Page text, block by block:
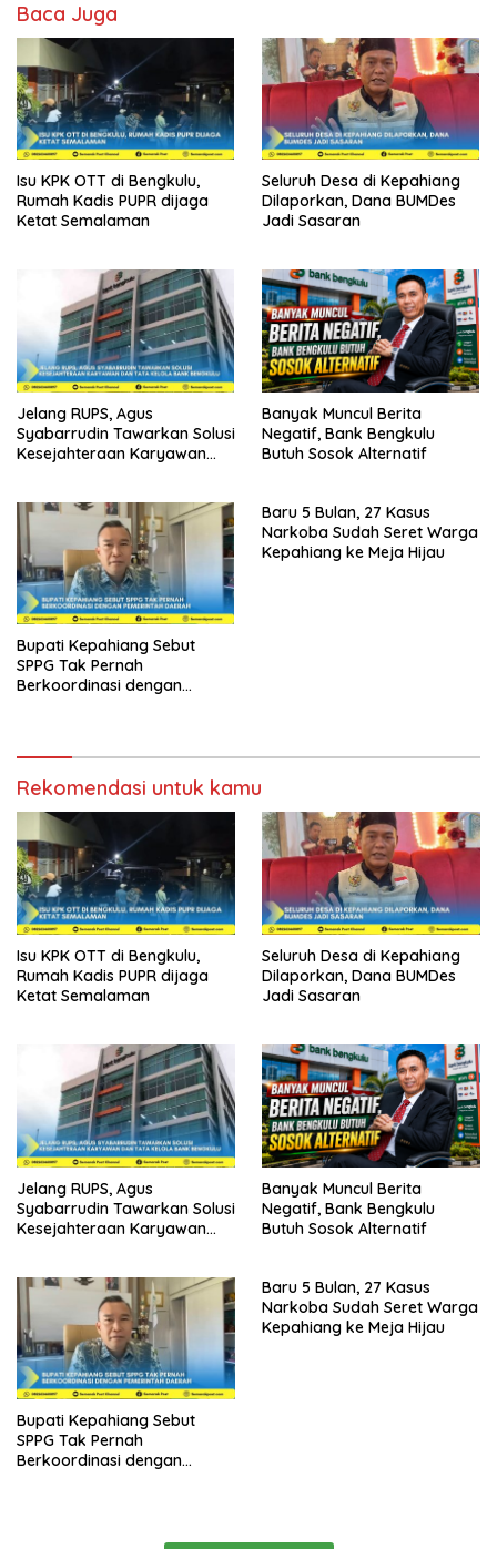
Baca Juga
Isu KPK OTT di Bengkulu,
Rumah Kadis PUPR dijaga
Ketat Semalaman
Seluruh Desa di Kepahiang
Dilaporkan, Dana BUMDes
Jadi Sasaran
Jelang RUPS, Agus
Syabarrudin Tawarkan Solusi
Kesejahteraan Karyawan
Banyak Muncul Berita
Negatif, Bank Bengkulu
Butuh Sosok Alternatif
Bupati Kepahiang Sebut
SPPG Tak Pernah
Berkoordinasi dengan
Baru 5 Bulan, 27 Kasus
Narkoba Sudah Seret Warga
Kepahiang ke Meja Hijau
Rekomendasi untuk kamu
Isu KPK OTT di Bengkulu,
Rumah Kadis PUPR dijaga
Ketat Semalaman
Seluruh Desa di Kepahiang
Dilaporkan, Dana BUMDes
Jadi Sasaran
Jelang RUPS, Agus
Syabarrudin Tawarkan Solusi
Kesejahteraan Karyawan
Banyak Muncul Berita
Negatif, Bank Bengkulu
Butuh Sosok Alternatif
Bupati Kepahiang Sebut
SPPG Tak Pernah
Berkoordinasi dengan
Baru 5 Bulan, 27 Kasus
Narkoba Sudah Seret Warga
Kepahiang ke Meja Hijau